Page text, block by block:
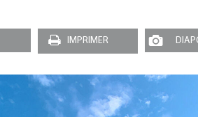
IMPRIMER